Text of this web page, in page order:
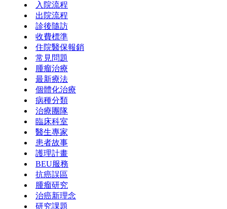
入院流程
出院流程
診後隨訪
收費標準
住院醫保報銷
常見問題
腫瘤治療
最新療法
個體化治療
病種分類
治療團隊
臨床科室
醫生專家
患者故事
護理計畫
BEU服務
抗癌誤區
腫瘤研究
治癌新理念
研究課題